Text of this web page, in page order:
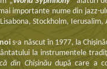
importante nume din jazz-
Stockholm, Ierusalim,
s-a născut în 1977, la
la instrumentele
din Chişinăudupă care a